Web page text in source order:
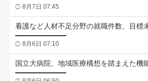
8月7日 07:45
看護など人材不足分野の就職件数、目標
8月6日 07:10
国立大病院、地域医療構想を踏まえた機